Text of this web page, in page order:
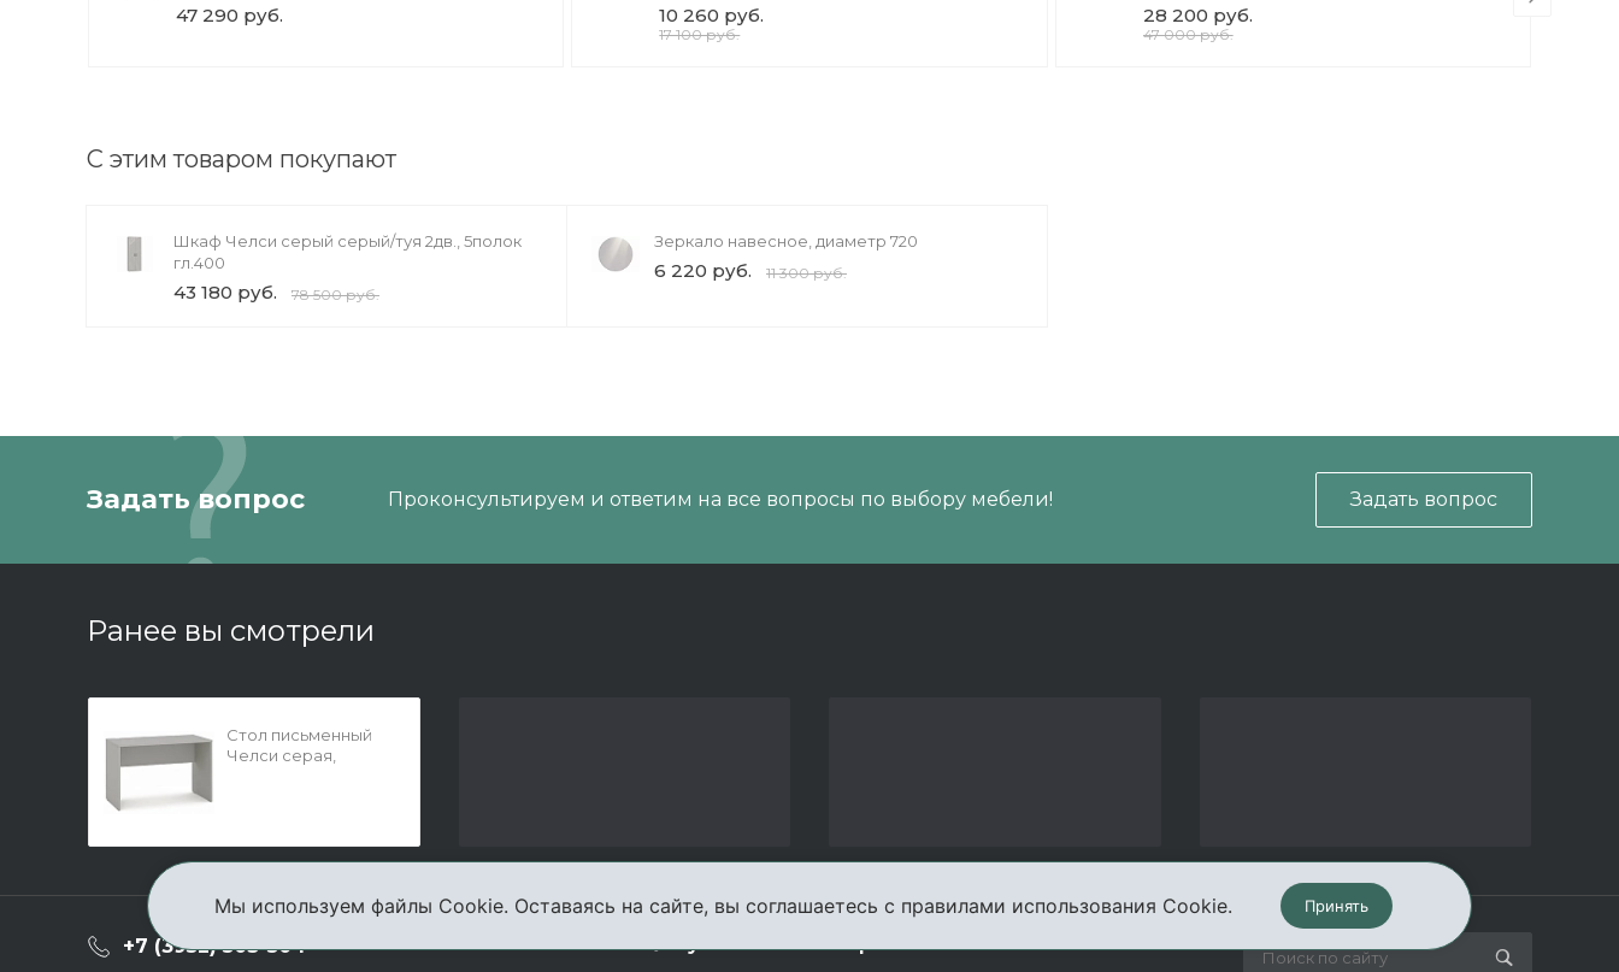
47 290 руб. 10 260 руб.
17 100 руб.
28 200 руб.
47 000 руб.
С этим товаром покупают
Шкаф Челси серый серый/туя 2дв., 5полок
гл.400
43 180 руб. 78 500 руб.
Зеркало навесное, диаметр 720
6 220 руб. 11 300 руб.
Задать вопрос Проконсультируем и ответим на все вопросы по выбору мебели! Задать вопрос
Ранее вы смотрели
Стол письменный
Челси серая,
+7 (3952) 503-504 О компании Услуги Карта сайта Контакты
Мы используем файлы Cookie. Оставаясь на сайте, вы соглашаетесь с правилами использования Cookie. Принять